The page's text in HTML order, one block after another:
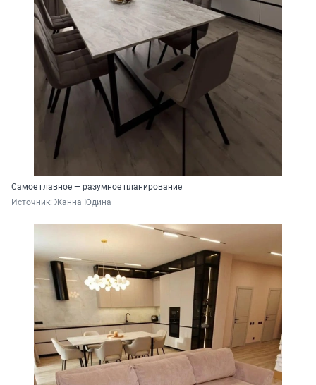
Самое главное — разумное планирование
Источник: Жанна Юдина